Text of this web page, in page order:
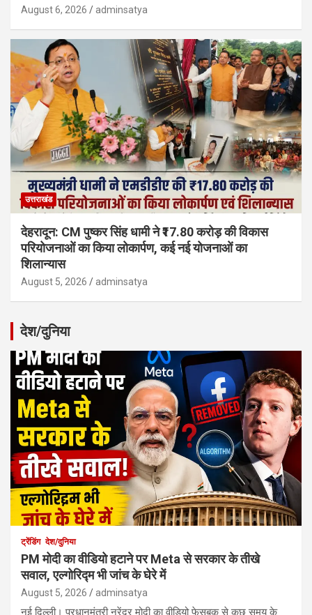
August 6, 2026 adminsatya
उत्तराखंड
देहरादून: CM पुष्कर सिंह धामी ने ₹17.80 करोड़ की विकास
परियोजनाओं का किया लोकार्पण, कई नई योजनाओं का
शिलान्यास
August 5, 2026 adminsatya
देश/दुनिया
ट्रेंडिंग देश/दुनिया
PM मोदी का वीडियो हटाने पर Meta से सरकार के तीखे
सवाल, एल्गोरिद्म भी जांच के घेरे में
August 5, 2026 adminsatya
नई दिल्ली। प्रधानमंत्री नरेंद्र मोदी का वीडियो फेसबुक से कुछ समय के